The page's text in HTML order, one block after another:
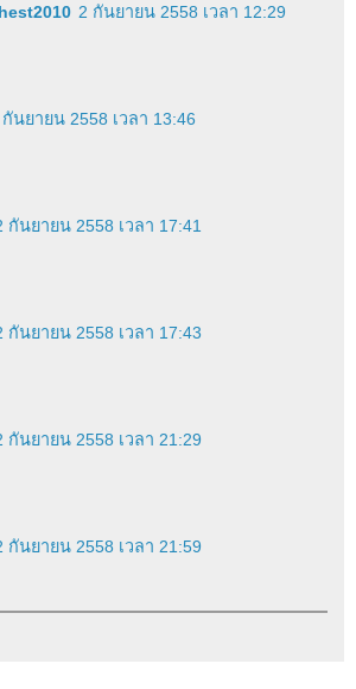
2 กันยายน 2558 เวลา 12:29
กันยายน 2558 เวลา 13:46
กันยายน 2558 เวลา 17:41
กันยายน 2558 เวลา 17:43
กันยายน 2558 เวลา 21:29
กันยายน 2558 เวลา 21:59